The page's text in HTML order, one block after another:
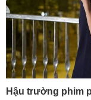
Họp báo ra mắt